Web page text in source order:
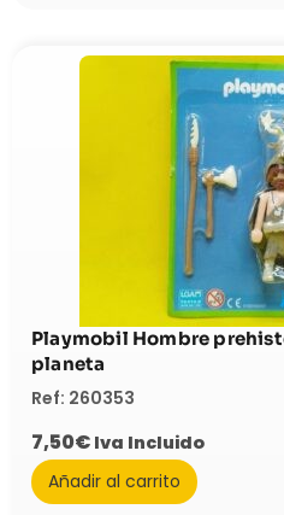
Playmobil Hombre
planeta
Ref: 260353
7,50€ Iva Incluido
Añadir al carrito